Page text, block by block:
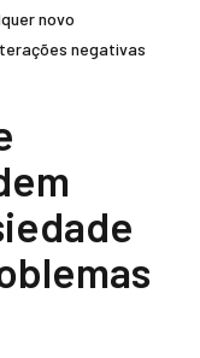
novo
negativas